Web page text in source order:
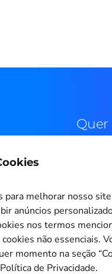
para melhorar nosso
anúncios
nos termos
não essenciais.
momento na seção
de Privacidade.
Quer